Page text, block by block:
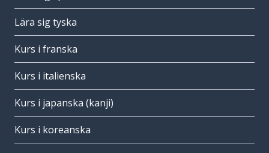
Lära sig tyska
Kurs i franska
Kurs i italienska
Kurs i japanska (kanji)
Kurs i koreanska